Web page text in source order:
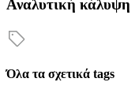
Αναλυτική κάλυψη
Όλα τα σχετικά tags